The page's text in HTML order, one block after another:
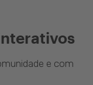
e com